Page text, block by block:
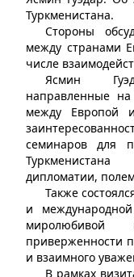
Туркменистана.
Стороны
между странами
числе
Ясмин
направленные на
между Европой
семинаров для
дипломатии,
Также
и
миролюбивой
приверженности
и взаимного
В рамках